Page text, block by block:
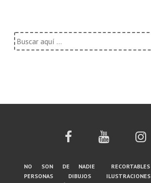
Buscar
por:
Menú
no son de nadie recortables
personas
dibujos ilustraciones